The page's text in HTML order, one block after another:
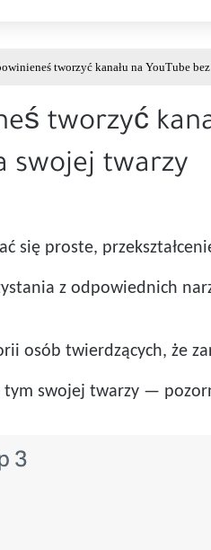
tworzyć kanału na YouTube
tworzyć
swojej twarzy
się proste,
z odpowiednich
osób twierdzących, że
tym swojej twarzy —